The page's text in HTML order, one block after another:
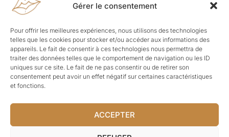
Gérer le consentement
Pour offrir les meilleures expériences, nous utilisons des technologies
telles que les cookies pour stocker et/ou accéder aux informations des
appareils. Le fait de consentir à ces technologies nous permettra de
traiter des données telles que le comportement de navigation ou les ID
uniques sur ce site. Le fait de ne pas consentir ou de retirer son
consentement peut avoir un effet négatif sur certaines caractéristiques
et fonctions.
ACCEPTER
Rapporteuses
À propos de Rapporteuses :Rapporteuses, c’est l’histoire de
Parisiennes, bien dans leurs baskets qui aiment rapporter ce qui leur
cause, leur apporte et leur rapporte !
Les Topics
Société Politique Business Culture
Sport
Lifestyle